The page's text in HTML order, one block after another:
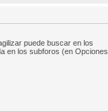
puede buscar en los
en los subforos (en Opciones